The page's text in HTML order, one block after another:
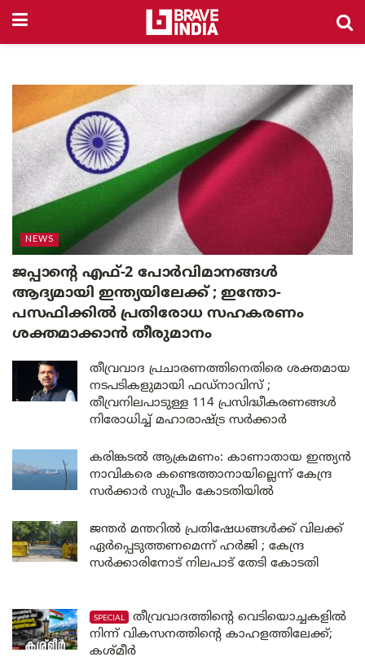
NEWS
ജപ്പാന്റെ എഫ്-2 പോർവിമാനങ്ങൾ
ആദ്യമായി ഇന്ത്യയിലേക്ക് ; ഇന്തോ-
പസഫിക്കിൽ പ്രതിരോധ സഹകരണം
ശക്തമാക്കാൻ തീരുമാനം
തീവ്രവാദ പ്രചാരണത്തിനെതിരെ ശക്തമായ
നടപടികളുമായി ഫഡ്നാവിസ് ;
തീവ്രനിലപാടുള്ള 114 പ്രസിദ്ധീകരണങ്ങൾ
നിരോധിച്ച് മഹാരാഷ്ട്ര സർക്കാർ
കരിങ്കടൽ ആക്രമണം: കാണാതായ ഇന്ത്യൻ
നാവികരെ കണ്ടെത്താനായില്ലെന്ന് കേന്ദ്ര
സർക്കാർ സുപ്രീം കോടതിയിൽ
ജന്തർ മന്തറിൽ പ്രതിഷേധങ്ങൾക്ക് വിലക്ക്
ഏർപ്പെടുത്തണമെന്ന് ഹർജി ; കേന്ദ്ര
സർക്കാരിനോട് നിലപാട് തേടി കോടതി
തീവ്രവാദത്തിന്റെ വെടിയൊച്ചകളിൽ
നിന്ന് വികസനത്തിന്റെ കാഹളത്തിലേക്ക്;
കശ്മീർ